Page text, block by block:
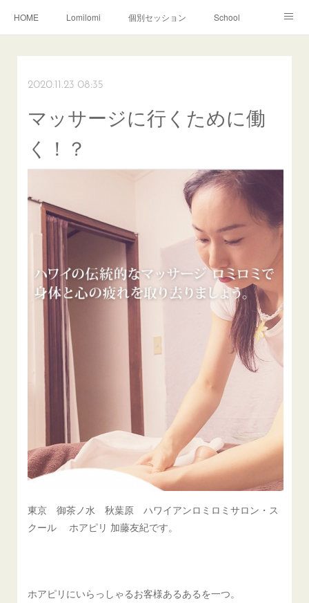
HOME Lomilomi 個別セッション School
School無料説明会
2020.11.23 08:35
マッサージに行くために働
く！？
東京 御茶ノ水 秋葉原 ハワイアンロミロミサロン・ス
クール ホアピリ 加藤友紀です。
ホアピリにいらっしゃるお客様あるあるを一つ。